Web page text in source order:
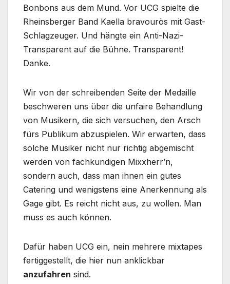
Bonbons aus dem Mund. Vor UCG spielte die
Rheinsberger Band Kaella bravourös mit Gast-
Schlagzeuger. Und hängte ein Anti-Nazi-
Transparent auf die Bühne. Transparent!
Danke.
Wir von der schreibenden Seite der Medaille
beschweren uns über die unfaire Behandlung
von Musikern, die sich versuchen, den Arsch
fürs Publikum abzuspielen. Wir erwarten, dass
solche Musiker nicht nur richtig abgemischt
werden von fachkundigen Mixxherr’n,
sondern auch, dass man ihnen ein gutes
Catering und wenigstens eine Anerkennung als
Gage gibt. Es reicht nicht aus, zu wollen. Man
muss es auch können.
Dafür haben UCG ein, nein mehrere mixtapes
fertiggestellt, die hier nun anklickbar
anzufahren sind.